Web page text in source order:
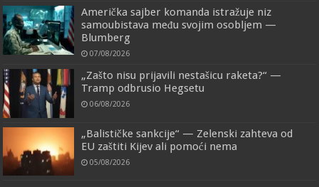
Američka sajber komanda istražuje niz
samoubistava među svojim osobljem —
Blumberg
07/08/2026
„Zašto nisu prijavili nestašicu raketa?“ —
Tramp odbrusio Hegsetu
06/08/2026
„Balističke sankcije“ — Zelenski zahteva od
EU zaštiti Kijev ali pomoći nema
05/08/2026